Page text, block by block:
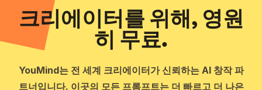
크리에이터를 위해, 영원
히 무료.
YouMind는 전 세계 크리에이터가 신뢰하는 AI 창작 파
트너입니다. 이곳의 모든 프롬프트는 더 빠르고 더 나은